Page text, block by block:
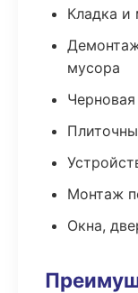
Кладка и
мусора
Монтаж
Окна,